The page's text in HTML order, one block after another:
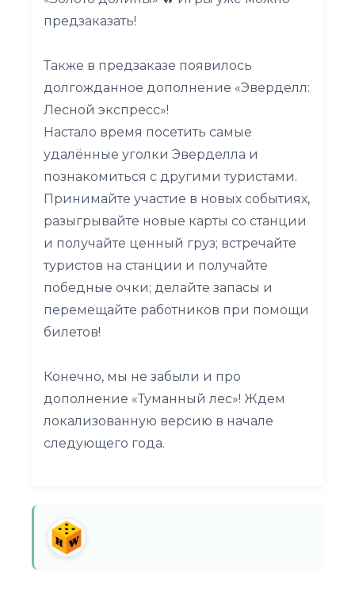
предзаказать!
Также в предзаказе появилось
долгожданное дополнение «Эверделл:
Лесной экспресс»!
Настало время посетить самые
удалëнные уголки Эверделла и
познакомиться с другими туристами.
Принимайте участие в новых событиях,
разыгрывайте новые карты со станции
и получайте ценный груз; встречайте
туристов на станции и получайте
победные очки; делайте запасы и
перемещайте работников при помощи
билетов!
Конечно, мы не забыли и про
дополнение «Туманный лес»! Ждем
локализованную версию в начале
следующего года.